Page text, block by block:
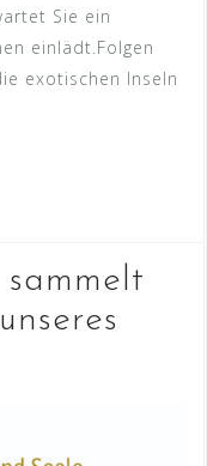
Sie ein
einlädt.Folgen
exotischen Inseln